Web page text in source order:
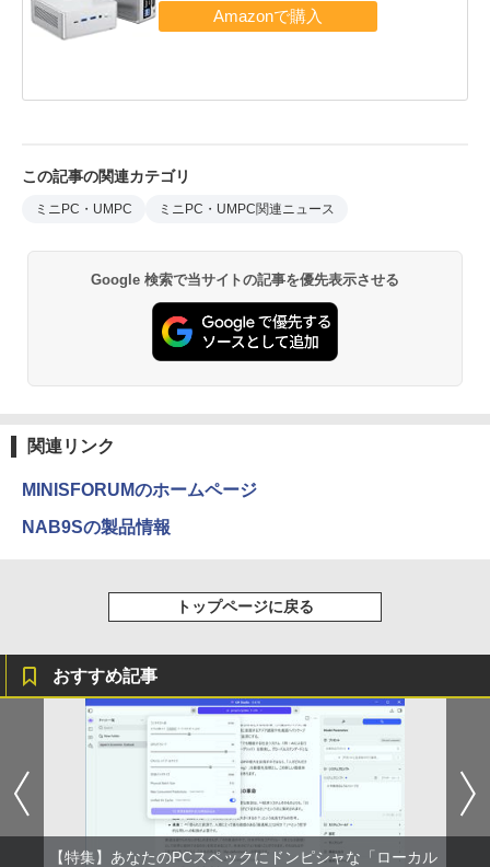
この記事の関連カテゴリ
ミニPC・UMPC ミニPC・UMPC関連ニュース
Google 検索で当サイトの記事を優先表示させる
関連リンク
MINISFORUMのホームページ
NAB9Sの製品情報
トップページに戻る
おすすめ記事
【特集】あなたのPCスペックにドンピシャな「ローカル